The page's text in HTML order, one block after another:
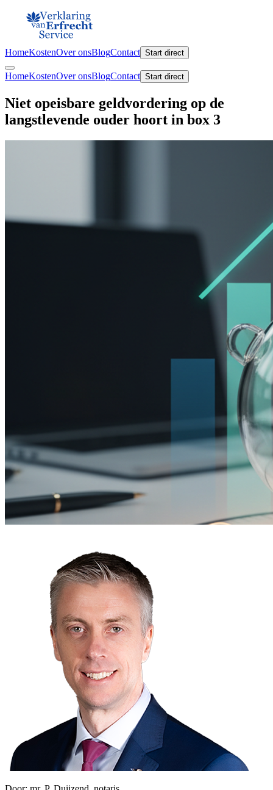
HomeKostenOver onsBlogContact Start direct
HomeKostenOver onsBlogContact Start direct
Niet opeisbare geldvordering op de
langstlevende ouder hoort in box 3